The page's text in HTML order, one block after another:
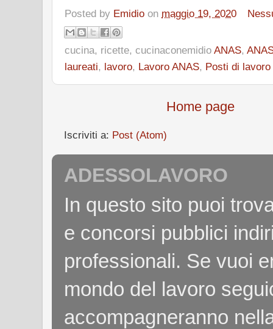
Posted by Emidio on maggio 19, 2020
cucina, ricette, cucinaconemidio ANAS,
laureati, lavoro, Lavoro ANAS, Posti di lavoro
Home page
Iscriviti a: Post (Atom)
ADESSOLAVORO
In questo sito puoi
e concorsi pubblici
professionali. Se vuoi
mondo del lavoro
accompagneranno